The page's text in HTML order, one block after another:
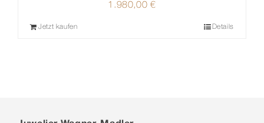
1.980,00€
Jetzt kaufen Details